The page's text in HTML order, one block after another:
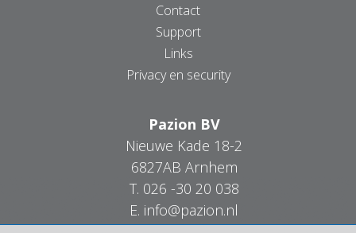
Contact
Support
Links
Privacy en security
Pazion BV
Nieuwe Kade 18-2
6827AB Arnhem
T. 026 -30 20 038
E. info@pazion.nl